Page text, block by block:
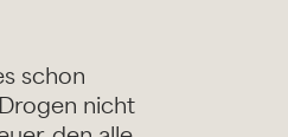
schon
nicht